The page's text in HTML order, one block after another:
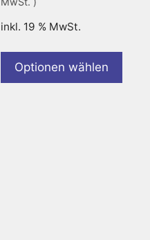
inkl. 19 % MwSt.
Optionen wählen